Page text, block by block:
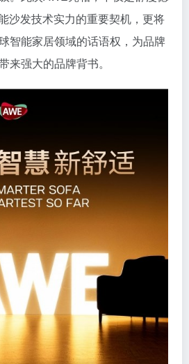
沙发技术实力的重要契机，更将
智能家居领域的话语权，为品牌
来强大的品牌背书。